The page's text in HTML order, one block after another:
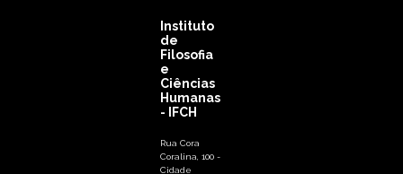
Instituto
de
Filosofia
e
Ciências
Humanas
- IFCH
Rua Cora
Coralina, 100 -
Cidade